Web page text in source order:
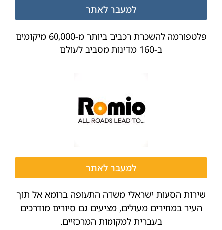
למעבר לאתר
פלטפורמה להשכרת רכבים ביותר מ-60,000 מיקומים
ב-160 מדינות מסביב לעולם
למעבר לאתר
שירות הסעות ישראלי משדה התעופה ברומא אל תוך
העיר במחירים מעולים, מציעים גם סיורים מודרכים
בעברית למקומות המרכזיים.